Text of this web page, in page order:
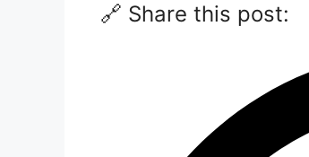
🔗 Share this post: